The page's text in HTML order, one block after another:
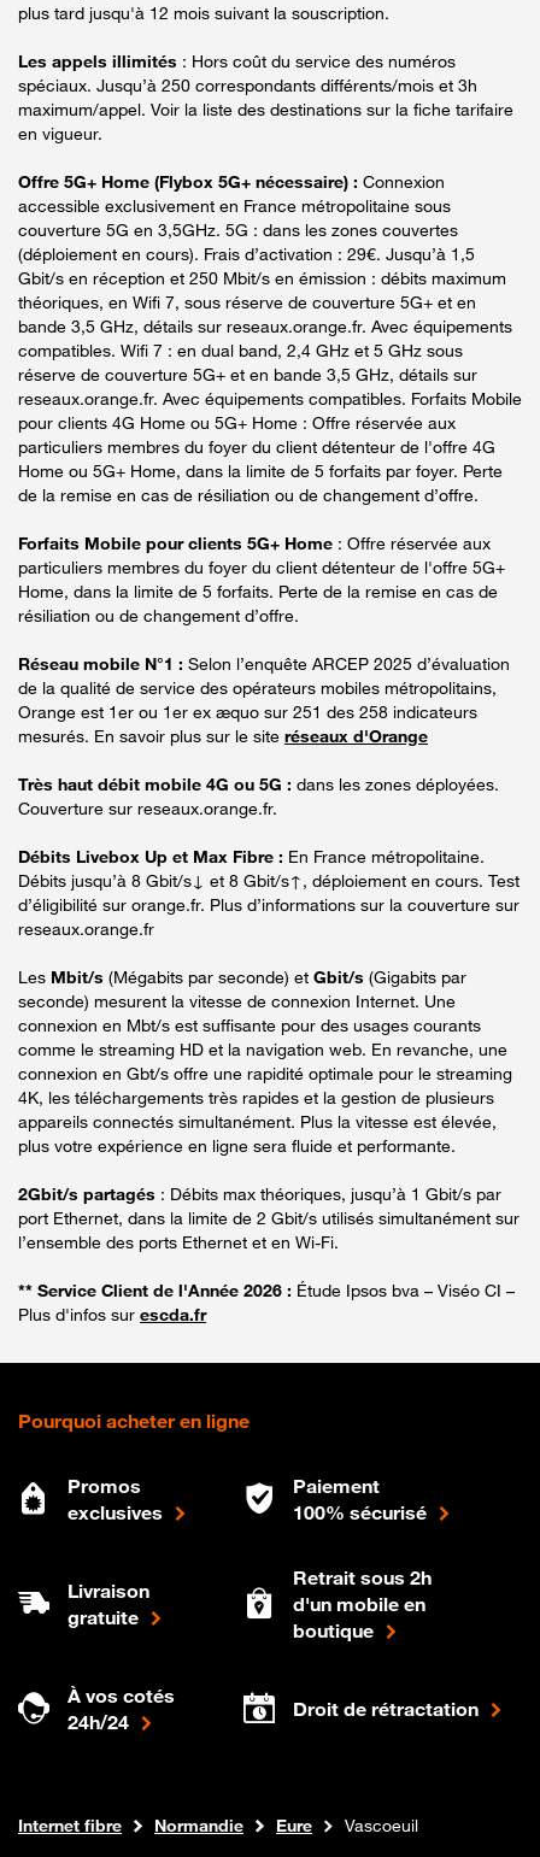
plus tard jusqu'à 12 mois suivant la souscription.
Les appels illimités : Hors coût du service des numéros
spéciaux. Jusqu’à 250 correspondants différents/mois et 3h
maximum/appel. Voir la liste des destinations sur la fiche tarifaire
en vigueur.
Offre 5G+ Home (Flybox 5G+ nécessaire) : Connexion
accessible exclusivement en France métropolitaine sous
couverture 5G en 3,5GHz. 5G : dans les zones couvertes
(déploiement en cours). Frais d’activation : 29€. Jusqu’à 1,5
Gbit/s en réception et 250 Mbit/s en émission : débits maximum
théoriques, en Wifi 7, sous réserve de couverture 5G+ et en
bande 3,5 GHz, détails sur reseaux.orange.fr. Avec équipements
compatibles. Wifi 7 : en dual band, 2,4 GHz et 5 GHz sous
réserve de couverture 5G+ et en bande 3,5 GHz, détails sur
reseaux.orange.fr. Avec équipements compatibles. Forfaits Mobile
pour clients 4G Home ou 5G+ Home : Offre réservée aux
particuliers membres du foyer du client détenteur de l'offre 4G
Home ou 5G+ Home, dans la limite de 5 forfaits par foyer. Perte
de la remise en cas de résiliation ou de changement d’offre.
Forfaits Mobile pour clients 5G+ Home : Offre réservée aux
particuliers membres du foyer du client détenteur de l'offre 5G+
Home, dans la limite de 5 forfaits. Perte de la remise en cas de
résiliation ou de changement d’offre.
Réseau mobile N°1 : Selon l’enquête ARCEP 2025 d’évaluation
de la qualité de service des opérateurs mobiles métropolitains,
Orange est 1er ou 1er ex æquo sur 251 des 258 indicateurs
mesurés. En savoir plus sur le site réseaux d'Orange
Très haut débit mobile 4G ou 5G : dans les zones déployées.
Couverture sur reseaux.orange.fr.
Débits Livebox Up et Max Fibre : En France métropolitaine.
Débits jusqu’à 8 Gbit/s↓ et 8 Gbit/s↑, déploiement en cours. Test
d’éligibilité sur orange.fr. Plus d’informations sur la couverture sur
reseaux.orange.fr
Les Mbit/s (Mégabits par seconde) et Gbit/s (Gigabits par
seconde) mesurent la vitesse de connexion Internet. Une
connexion en Mbt/s est suffisante pour des usages courants
comme le streaming HD et la navigation web. En revanche, une
connexion en Gbt/s offre une rapidité optimale pour le streaming
4K, les téléchargements très rapides et la gestion de plusieurs
appareils connectés simultanément. Plus la vitesse est élevée,
plus votre expérience en ligne sera fluide et performante.
2Gbit/s partagés : Débits max théoriques, jusqu’à 1 Gbit/s par
port Ethernet, dans la limite de 2 Gbit/s utilisés simultanément sur
l’ensemble des ports Ethernet et en Wi-Fi.
** Service Client de l'Année 2026 : Étude Ipsos bva – Viséo CI –
Plus d'infos sur escda.fr
Pourquoi acheter en ligne
Promos
exclusives
Paiement
100% sécurisé
Livraison
gratuite
Retrait sous 2h
d'un mobile en
boutique
À vos cotés
24h/24
Droit de rétractation
Boutique Orange
Internet fibre Normandie Eure Vascoeuil